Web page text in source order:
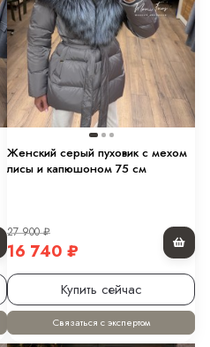
Женский серый пуховик с мехом
лисы и капюшоном 75 см
27 900₽
16 740 ₽
Купить сейчас
Связаться с экспертом